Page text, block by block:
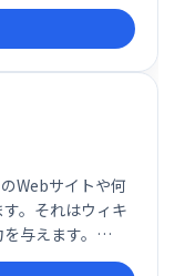
ます。多言語対
なカスタマイズ
ステムをお探し
Webサイトや何
。それはウィキ
与えます。
、人々が利用で